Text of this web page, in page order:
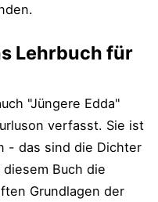
Lehrbuch für
"Jüngere Edda"
verfasst. Sie ist
- das sind die Dichter
Buch die
Grundlagen der